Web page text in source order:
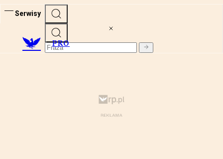
Serwisy
PRO